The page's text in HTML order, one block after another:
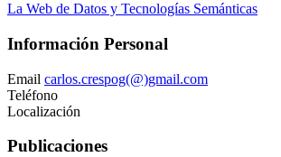
La Web de Datos y Tecnologías Semánticas
Información Personal
Email carlos.crespog(@)gmail.com
Teléfono
Localización
Publicaciones